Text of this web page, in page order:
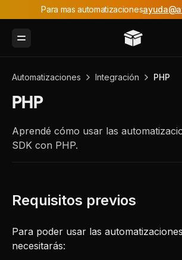
Para mas automatizaciones
Toggle Menu
Automatizaciones Integración PHP
PHP
Aprendé cómo usar las
SDK con PHP.
Para poder usar las
necesitarás: